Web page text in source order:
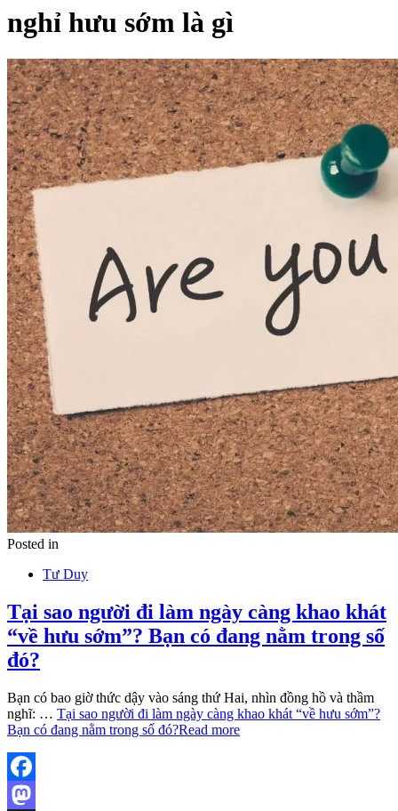
nghỉ hưu sớm là gì
Posted in
Tư Duy
Tại sao người đi làm ngày càng khao khát
“về hưu sớm”? Bạn có đang nằm trong số
đó?
Bạn có bao giờ thức dậy vào sáng thứ Hai, nhìn đồng hồ và thầm
nghĩ: … Tại sao người đi làm ngày càng khao khát “về hưu sớm”?
Bạn có đang nằm trong số đó?Read more
Facebook